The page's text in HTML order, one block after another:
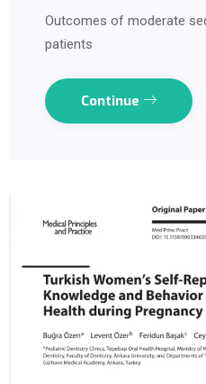
Outcomes of moderate
patients
Continue